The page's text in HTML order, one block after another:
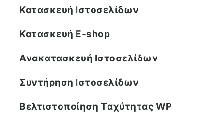
Κατασκευή Ιστοσελίδων
Κατασκευή E-shop
Ανακατασκευή Ιστοσελίδων
Συντήρηση Ιστοσελίδων
Βελτιστοποίηση Tαχύτητας WP